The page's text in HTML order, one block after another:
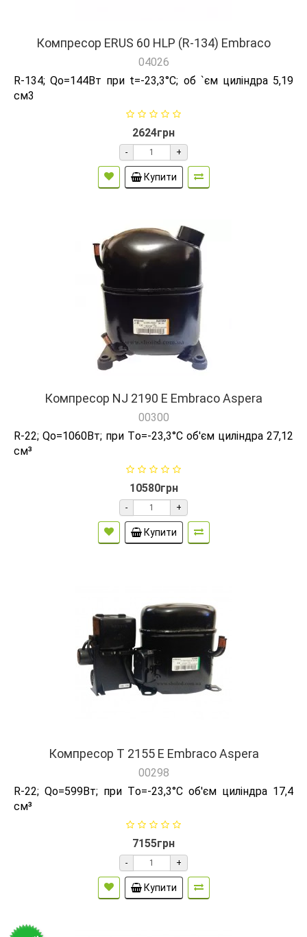
Компресор ERUS 60 HLP (R-134) Embraco
04026
R-134; Qо=144Вт при t=-23,3°C; об `єм циліндра 5,19
см3
2624грн
- +
Купити
Компресор NJ 2190 E Embraco Aspera
00300
R-22; Qо=1060Вт; при Tо=-23,3°C об'єм циліндра 27,12
см³
10580грн
- +
Купити
Компресор Т 2155 Е Embraco Aspera
00298
R-22; Qо=599Вт; при Tо=-23,3°C об'єм циліндра 17,4
см³
7155грн
- +
Купити